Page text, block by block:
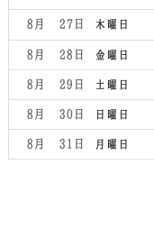
木曜日
8月 27
金曜日
8月 28
土曜日
8月 29
日曜日
8月 30
月曜日
8月 31